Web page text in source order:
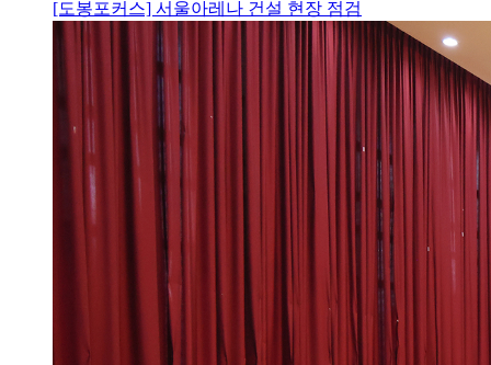
[도봉포커스] 서울아레나 건설 현장 점검